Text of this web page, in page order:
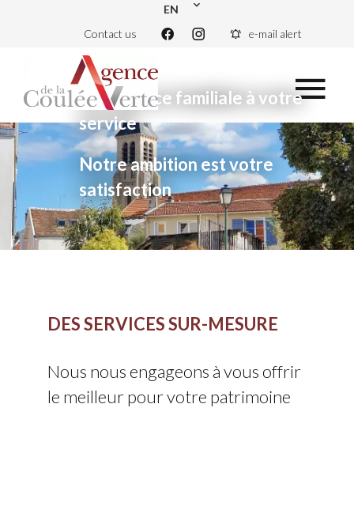
EN
Contact us
e-mail alert
Une agence familiale à votre
service
Notre ambition est votre
satisfaction
DES SERVICES SUR-MESURE
Nous nous engageons à vous offrir
le meilleur pour votre patrimoine